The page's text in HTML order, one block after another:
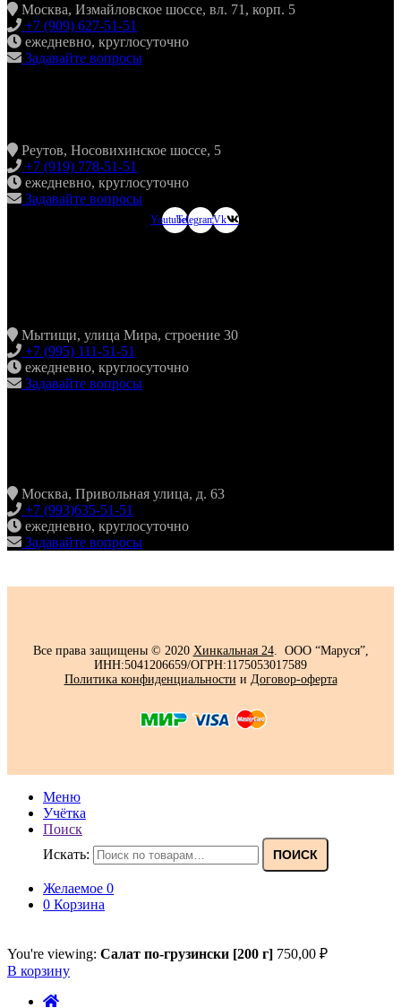
Москва, Измайловское шоссе, вл. 71, корп. 5
+7 (909) 627-51-51
ежедневно, круглосуточно
Задавайте вопросы
Реутов, Носовихинское шоссе, 5
+7 (919) 778-51-51
ежедневно, круглосуточно
Задавайте вопросы
YoutubeTelegramVk
Мытищи, улица Мира, строение 30
+7 (995) 111-51-51
ежедневно, круглосуточно
Задавайте вопросы
Москва, Привольная улица, д. 63
+7 (993)635-51-51
ежедневно, круглосуточно
Задавайте вопросы
Все права защищены © 2020 Хинкальная 24. ООО “Маруся”,
ИНН:5041206659/ОГРН:1175053017589
Политика конфиденциальности‍ и Договор-оферта
Меню
Учётка
Поиск
Искать:
ПОИСК
Желаемое 0
0 Корзина
You're viewing: Салат по-грузински [200 г] 750,00 ₽
В корзину